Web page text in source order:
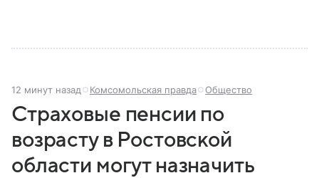
12 минут назад Комсомольская правда Общество
Страховые пенсии по
возрасту в Ростовской
области могут назначить